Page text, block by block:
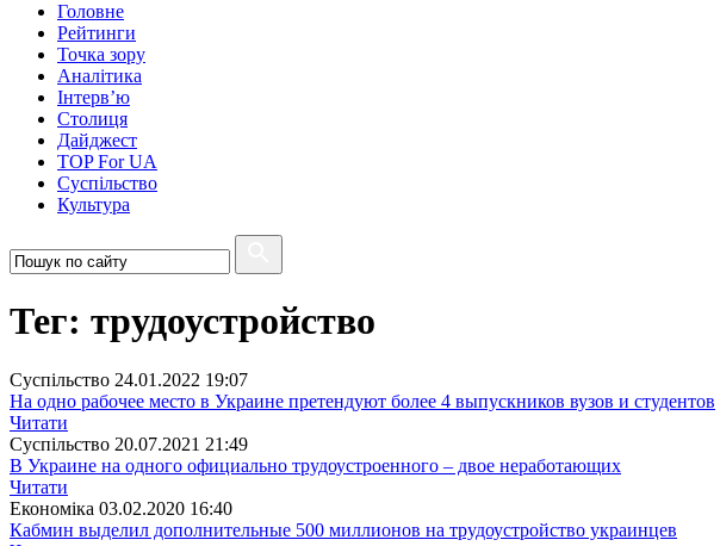
Головне
Рейтинги
Точка зору
Аналітика
Інтерв’ю
Столиця
Дайджест
TOP For UA
Суспiльство
Культура
Тег: трудоустройство
Суспiльство 24.01.2022 19:07
На одно рабочее место в Украине претендуют более 4 выпускников вузов и студентов
Читати
Суспiльство 20.07.2021 21:49
В Украине на одного официально трудоустроенного – двое неработающих
Читати
Економіка 03.02.2020 16:40
Кабмин выделил дополнительные 500 миллионов на трудоустройство украинцев